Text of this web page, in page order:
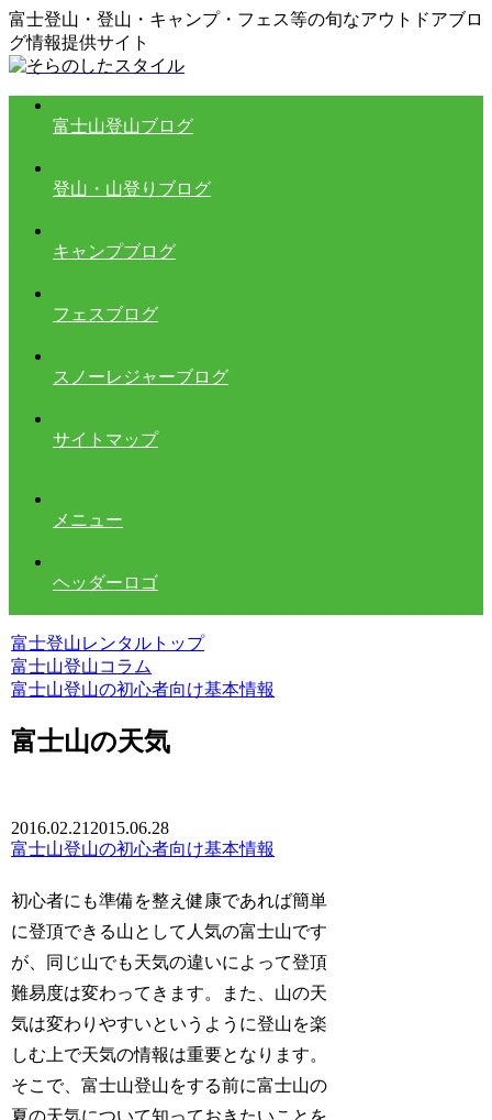
富士登山・登山・キャンプ・フェス等の旬なアウトドアブロ
グ情報提供サイト
富士山登山ブログ
登山・山登りブログ
キャンプブログ
フェスブログ
スノーレジャーブログ
サイトマップ
メニュー
ヘッダーロゴ
富士登山レンタルトップ
富士山登山コラム
富士山登山の初心者向け基本情報
富士山の天気
2016.02.21 2015.06.28
富士山登山の初心者向け基本情報
初心者にも準備を整え健康であれば簡単
に登頂できる山として人気の富士山です
が、同じ山でも天気の違いによって登頂
難易度は変わってきます。また、山の天
気は変わりやすいというように登山を楽
しむ上で天気の情報は重要となります。
そこで、富士山登山をする前に富士山の